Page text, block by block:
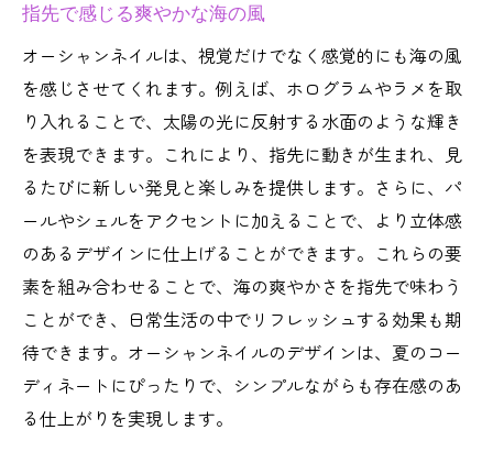
指先で感じる爽やかな海の風
オーシャンネイルは、視覚だけでなく感覚的にも海の風
を感じさせてくれます。例えば、ホログラムやラメを取
り入れることで、太陽の光に反射する水面のような輝き
を表現できます。これにより、指先に動きが生まれ、見
るたびに新しい発見と楽しみを提供します。さらに、パ
ールやシェルをアクセントに加えることで、より立体感
のあるデザインに仕上げることができます。これらの要
素を組み合わせることで、海の爽やかさを指先で味わう
ことができ、日常生活の中でリフレッシュする効果も期
待できます。オーシャンネイルのデザインは、夏のコー
ディネートにぴったりで、シンプルながらも存在感のあ
る仕上がりを実現します。